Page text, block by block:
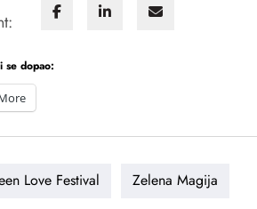
se dopao:
Love Festival Zelena Magija